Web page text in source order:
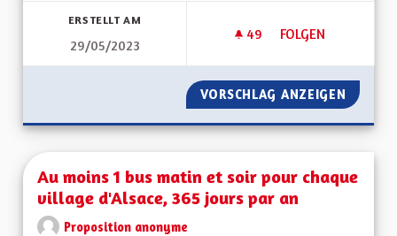
ERSTELLT AM
29/05/2023
49 49 FOLLOWER
FOLGEN
ATOUTS ET
VORSCHLAG ANZEIGEN
Au moins 1 bus matin et soir pour chaque
village d'Alsace, 365 jours par an
Proposition anonyme